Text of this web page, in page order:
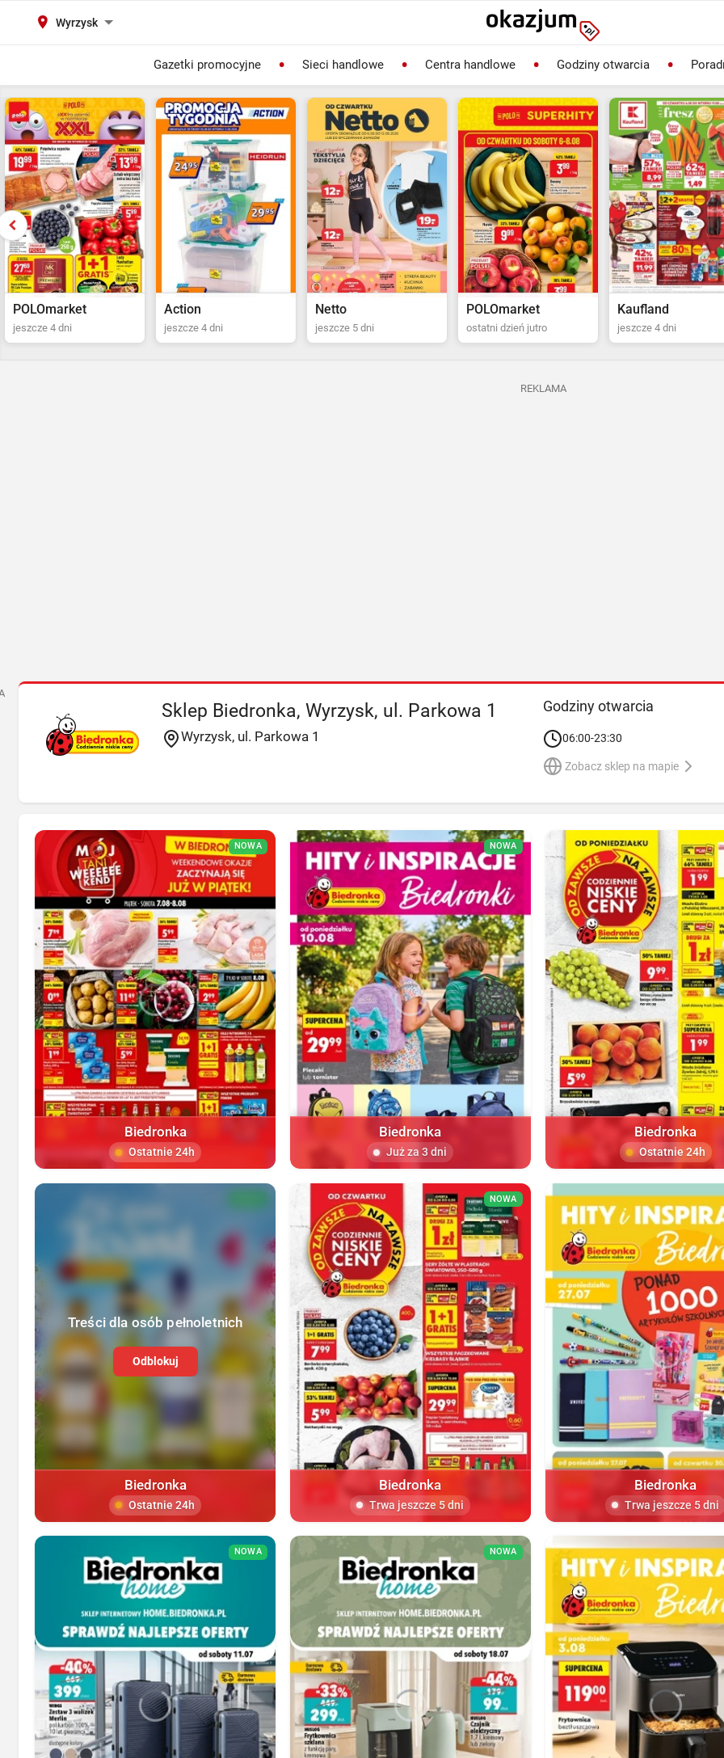
Wyrzysk
Gazetki promocyjne Sieci handlowe Centra handlowe Godziny otwarcia
Action
jeszcze 4 dni
Netto
jeszcze 5 dni
POLOmarket
ostatni dzień jutro
Kaufland
jeszcze 4 dni
Biedronka
ostatni dzień jutro
REKLAMA
Sklep Biedronka, Wyrzysk, ul. Parkowa 1
Wyrzysk, ul. Parkowa 1
Godziny otwarcia
06:00-23:30
Zobacz sklep na mapie
NOWA
Biedronka
Ostatnie 24h
NOWA
Biedronka
Już za 3 dni
Biedronka
Ostatnie 24h
Treści dla osób pełnoletnich
Odblokuj
Biedronka
Ostatnie 24h
NOWA
Biedronka
Trwa jeszcze 5 dni
Biedronka
Trwa jeszcze 5 dni
NOWA NOWA